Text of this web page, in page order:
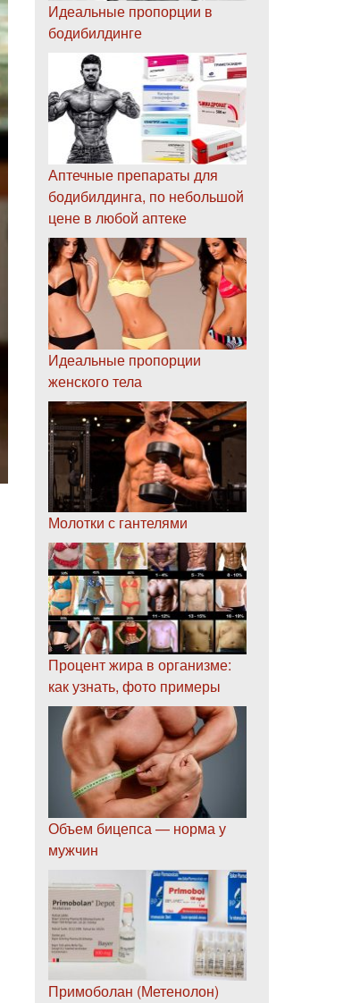
Идеальные пропорции в
бодибилдинге
Аптечные препараты для
бодибилдинга, по небольшой
цене в любой аптеке
Идеальные пропорции
женского тела
Молотки с гантелями
Процент жира в организме:
как узнать, фото примеры
Объем бицепса — норма у
мужчин
Примоболан (Метенолон)